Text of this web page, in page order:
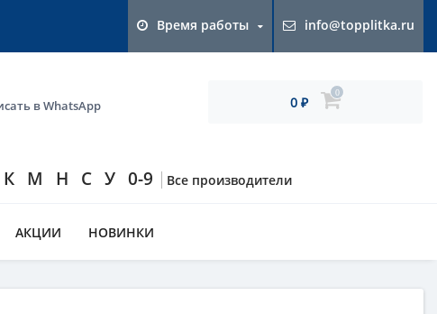
Время работы info@topplitka.ru
в WhatsApp 0₽
0
К М Н С У 0-9 Все производители
АКЦИИ НОВИНКИ